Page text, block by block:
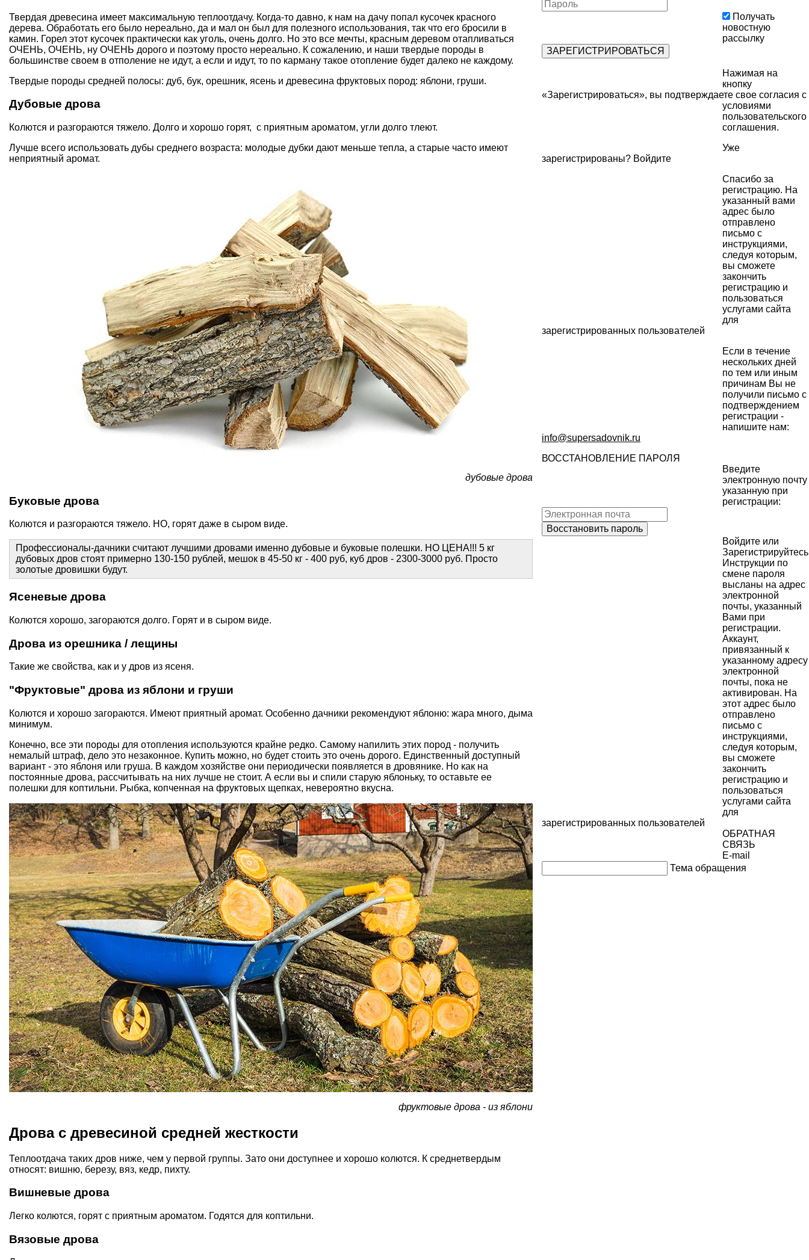
Твердая древесина имеет максимальную теплоотдачу. Когда-то давно, к нам на дачу попал кусочек красного
дерева. Обработать его было нереально, да и мал он был для полезного использования, так что его бросили в
камин. Горел этот кусочек практически как уголь, очень долго. Но это все мечты, красным деревом отапливаться
ОЧЕНЬ, ОЧЕНЬ, ну ОЧЕНЬ дорого и поэтому просто нереально. К сожалению, и наши твердые породы в
большинстве своем в отполение не идут, а если и идут, то по карману такое отопление будет далеко не каждому.
Твердые породы средней полосы: дуб, бук, орешник, ясень и древесина фруктовых пород: яблони, груши.
Дубовые дрова
Колются и разгораются тяжело. Долго и хорошо горят, с приятным ароматом, угли долго тлеют.
Лучше всего использовать дубы среднего возраста: молодые дубки дают меньше тепла, а старые часто имеют
неприятный аромат.
дубовые дрова
Буковые дрова
Колются и разгораются тяжело. НО, горят даже в сыром виде.
Профессионалы-дачники считают лучшими дровами именно дубовые и буковые полешки. НО ЦЕНА!!! 5 кг
дубовых дров стоят примерно 130-150 рублей, мешок в 45-50 кг - 400 руб, куб дров - 2300-3000 руб. Просто
золотые дровишки будут.
Ясеневые дрова
Колются хорошо, загораются долго. Горят и в сыром виде.
Дрова из орешника / лещины
Такие же свойства, как и у дров из ясеня.
"Фруктовые" дрова из яблони и груши
Колются и хорошо загораются. Имеют приятный аромат. Особенно дачники рекомендуют яблоню: жара много, дыма
минимум.
Конечно, все эти породы для отопления используются крайне редко. Самому напилить этих пород - получить
немалый штраф, дело это незаконное. Купить можно, но будет стоить это очень дорого. Единственный доступный
вариант - это яблоня или груша. В каждом хозяйстве они периодически появляется в дровянике. Но как на
постоянные дрова, рассчитывать на них лучше не стоит. А если вы и спили старую яблоньку, то оставьте ее
полешки для коптильни. Рыбка, копченная на фруктовых щепках, невероятно вкусна.
фруктовые дрова - из яблони
Дрова с древесиной средней жесткости
Теплоотдача таких дров ниже, чем у первой группы. Зато они доступнее и хорошо колются. К среднетвердым
относят: вишню, березу, вяз, кедр, пихту.
Вишневые дрова
Легко колются, горят с приятным ароматом. Годятся для коптильни.
Вязовые дрова
Получать
новостную
рассылку
Нажимая на
кнопку
«Зарегистрироваться», вы подтверждаете свое согласия с
условиями
пользовательского
соглашения.
Уже
зарегистрированы? Войдите
Спасибо за
регистрацию. На
указанный вами
адрес было
отправлено
письмо с
инструкциями,
следуя которым,
вы сможете
закончить
регистрацию и
пользоваться
услугами сайта
для
зарегистрированных пользователей
Если в течение
нескольких дней
по тем или иным
причинам Вы не
получили письмо с
подтверждением
регистрации -
напишите нам:
info@supersadovnik.ru
ВОССТАНОВЛЕНИЕ ПАРОЛЯ
Введите
электронную почту
указанную при
регистрации:
Войдите или
Зарегистрируйтесь
Инструкции по
смене пароля
высланы на адрес
электронной
почты, указанный
Вами при
регистрации.
Аккаунт,
привязанный к
указанному адресу
электронной
почты, пока не
активирован. На
этот адрес было
отправлено
письмо с
инструкциями,
следуя которым,
вы сможете
закончить
регистрацию и
пользоваться
услугами сайта
для
зарегистрированных пользователей
ОБРАТНАЯ
СВЯЗЬ
E-mail
Тема обращения